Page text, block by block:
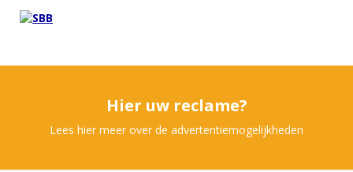
Hier uw reclame?
Lees hier meer over de advertentiemogelijkheden